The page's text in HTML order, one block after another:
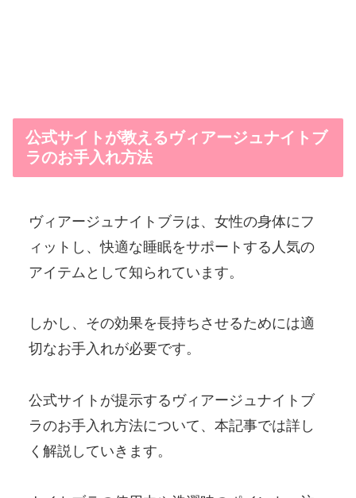
公式サイトが教えるヴィアージュナイトブ
ラのお手入れ方法
ヴィアージュナイトブラは、女性の身体にフ
ィットし、快適な睡眠をサポートする人気の
アイテムとして知られています。
しかし、その効果を長持ちさせるためには適
切なお手入れが必要です。
公式サイトが提示するヴィアージュナイトブ
ラのお手入れ方法について、本記事では詳し
く解説していきます。